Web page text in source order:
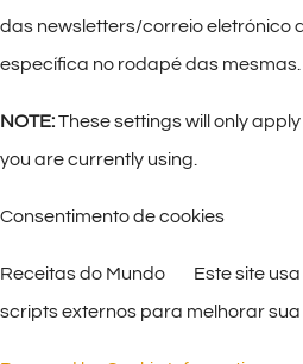
das newsletters/correio eletrónico
específica no rodapé das mesmas.
NOTE:These settings will only
you are currently using.
Consentimento de cookies
Receitas do Mundo Este site usa
scripts externos para melhorar sua